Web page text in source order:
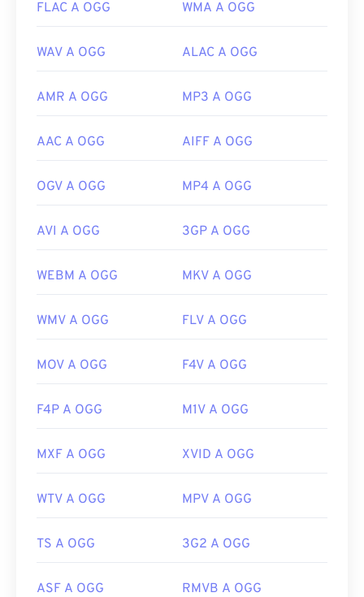
FLAC A OGG WMA A OGG
WAV A OGG ALAC A OGG
AMR A OGG MP3 A OGG
AAC A OGG AIFF A OGG
OGV A OGG MP4 A OGG
AVI A OGG 3GP A OGG
WEBM A OGG MKV A OGG
WMV A OGG FLV A OGG
MOV A OGG F4V A OGG
F4P A OGG M1V A OGG
MXF A OGG XVID A OGG
WTV A OGG MPV A OGG
TS A OGG 3G2 A OGG
ASF A OGG RMVB A OGG